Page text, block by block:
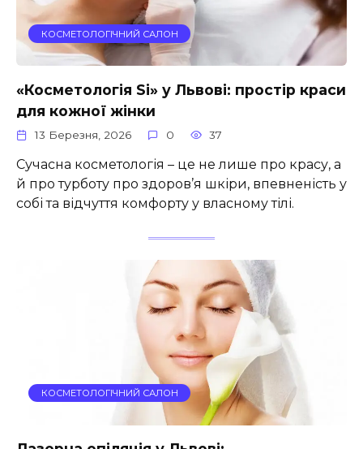
КОСМЕТОЛОГІЧНИЙ САЛОН
«Косметологія Si» у Львові: простір краси
для кожної жінки
13 Березня, 2026 0 37
Сучасна косметологія – це не лише про красу, а
й про турботу про здоров’я шкіри, впевненість у
собі та відчуття комфорту у власному тілі.
КОСМЕТОЛОГІЧНИЙ САЛОН